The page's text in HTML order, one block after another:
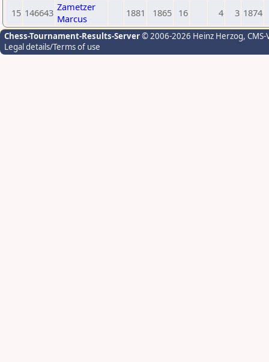
15 146643 Zametzer
Marcus
1881 1865 16 4 3 1874
Chess-Tournament-Results-Server© 2006-2026 Heinz Herzog,
Legal details/Terms of use